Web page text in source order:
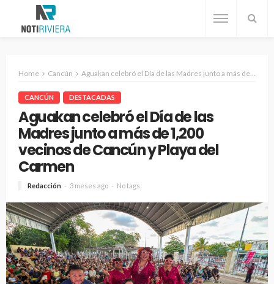
Home Cancún Aguakan celebró el Día de las Madres junto a más de 1,200 vecinos de Cancún y Playa del Carmen
CANCÚN DESTACADAS
Aguakan celebró el Día de las
Madres junto a más de 1,200
vecinos de Cancún y Playa del
Carmen
Redacción 3 meses ago No tags